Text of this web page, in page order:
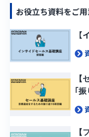
お役立ち資料をご
【
｢
【